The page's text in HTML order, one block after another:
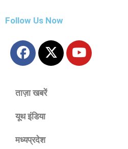
Follow Us Now
ताज़ा खबरें
यूथ इंडिया
मध्यप्रदेश